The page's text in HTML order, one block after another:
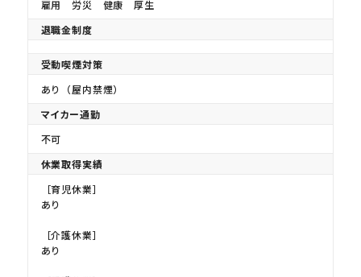
雇用 労災 健康 厚生
退職金制度
受動喫煙対策
あり（屋内禁煙）
マイカー通勤
不可
休業取得実績
［育児休業］
あり
［介護休業］
あり